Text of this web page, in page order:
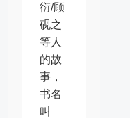
衍/顾
砚之
等人
的故
事，
书名
叫